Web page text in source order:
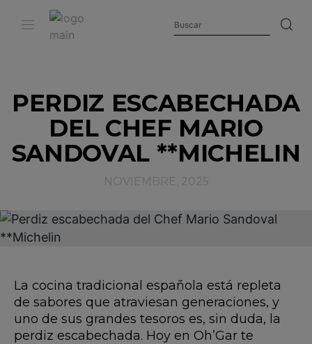
PERDIZ ESCABECHADA
DEL CHEF MARIO
SANDOVAL **MICHELIN
NOVIEMBRE, 2025
La cocina tradicional española está repleta
de sabores que atraviesan generaciones, y
uno de sus grandes tesoros es, sin duda, la
perdiz escabechada. Hoy en Oh’Gar te